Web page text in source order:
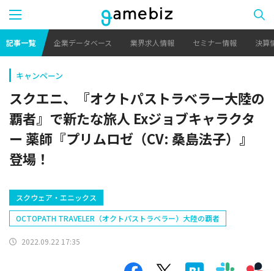
記事一覧 企業データベース 業界求人情報 セミナー情報 決算
キャンペーン
スクエニ、『オクトパストラベラー大陸の
覇者』で新たな旅人 Exジョブキャラクタ
ー 薬師『プリムロゼ（CV: 桑島法子）』
登場！
スクウェア・エニックス
OCTOPATH TRAVELER（オクトパストラベラー）大陸の覇者
2022.09.22 17:35